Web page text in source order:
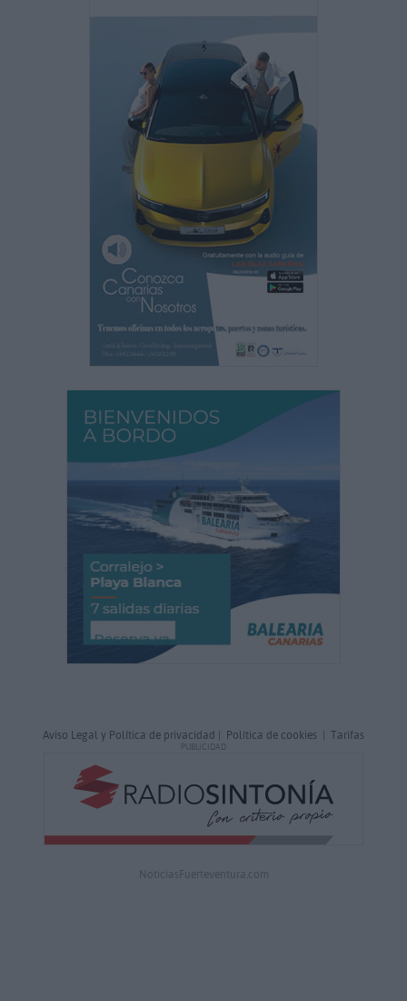
Aviso Legal y Política de privacidad | Política de cookies | Tarifas
PUBLICIDAD
NoticiasFuerteventura.com